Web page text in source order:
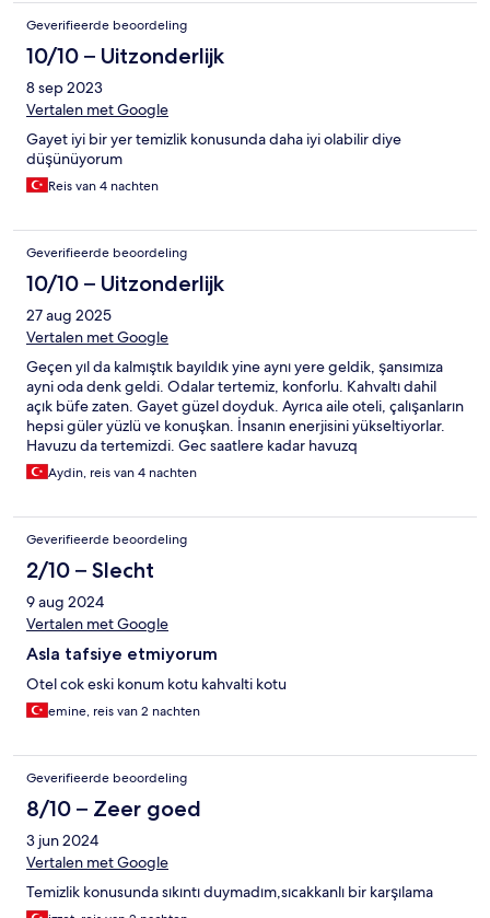
Geverifieerde beoordeling
10/10 – Uitzonderlijk
8 sep 2023
Vertalen met Google
Gayet iyi bir yer temizlik konusunda daha iyi olabilir diye
düşünüyorum
Reis van 4 nachten
Geverifieerde beoordeling
10/10 – Uitzonderlijk
27 aug 2025
Vertalen met Google
Geçen yıl da kalmıştık bayıldık yine aynı yere geldik, şansımıza
ayni oda denk geldi. Odalar tertemiz, konforlu. Kahvaltı dahil
açık büfe zaten. Gayet güzel doyduk. Ayrıca aile oteli, çalışanların
hepsi güler yüzlü ve konuşkan. İnsanın enerjisini yükseltiyorlar.
Havuzu da tertemizdi. Gec saatlere kadar havuzq
Aydin, reis van 4 nachten
Geverifieerde beoordeling
2/10 – Slecht
9 aug 2024
Vertalen met Google
Asla tafsiye etmiyorum
Otel cok eski konum kotu kahvalti kotu
emine, reis van 2 nachten
Geverifieerde beoordeling
8/10 – Zeer goed
3 jun 2024
Vertalen met Google
Temizlik konusunda sıkıntı duymadım,sıcakkanlı bir karşılama